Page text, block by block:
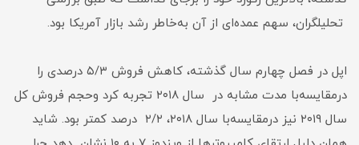
تحلیلگران، سهم عمده‌ای از آن به‌خاطر رشد بازار آمریکا بود.
اپل در فصل چهارم سال گذشته، کاهش فروش ۵/۳ درصدی را
درمقایسه‌با مدت مشابه در سال ۲۰۱۸ تجربه کرد وحجم فروش کل
سال ۲۰۱۹ نیز درمقایسه‌با سال ۲۰۱۸، ۲/۲ درصد کمتر بود. شاید